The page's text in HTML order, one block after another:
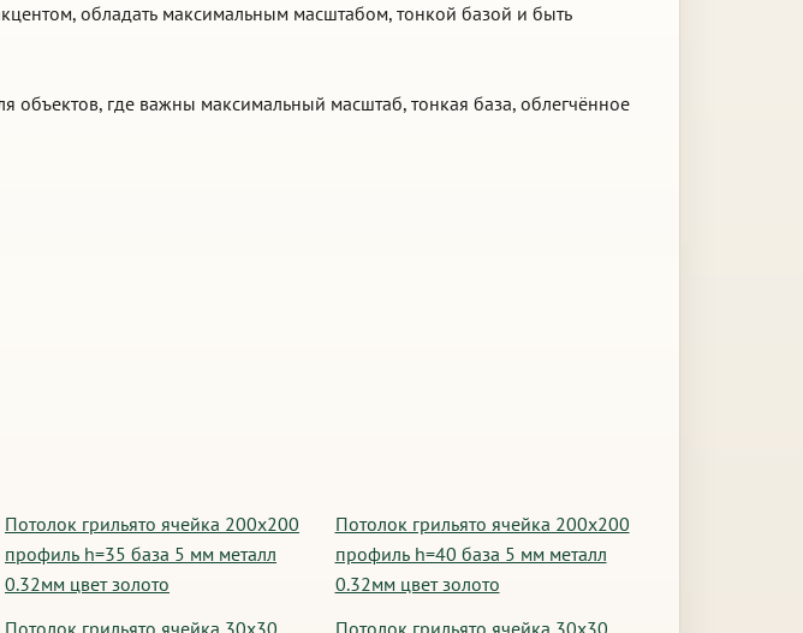
обладать максимальным масштабом, тонкой базой и быть
где важны максимальный масштаб, тонкая база, облегчённое
Потолок грильято ячейка 200х200
профиль h=35 база 5 мм металл
0.32мм цвет золото
Потолок грильято ячейка 200х200
профиль h=40 база 5 мм металл
0.32мм цвет золото
Потолок грильято ячейка 30х30 Потолок грильято ячейка 30х30